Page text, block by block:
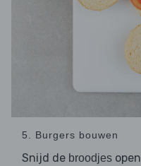
5. Burgers bouwen
Snijd de broodjes